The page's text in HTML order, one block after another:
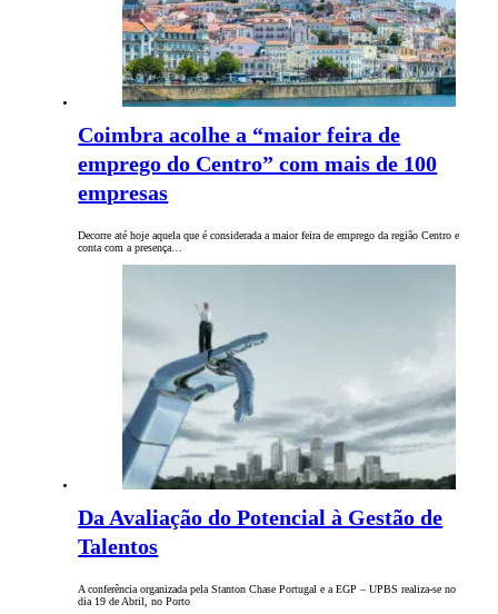
Coimbra acolhe a “maior feira de
emprego do Centro” com mais de 100
empresas
Decorre até hoje aquela que é considerada a maior feira de emprego da região Centro e
conta com a presença…
Da Avaliação do Potencial à Gestão de
Talentos
A conferência organizada pela Stanton Chase Portugal e a EGP – UPBS realiza-se no
dia 19 de Abril, no Porto